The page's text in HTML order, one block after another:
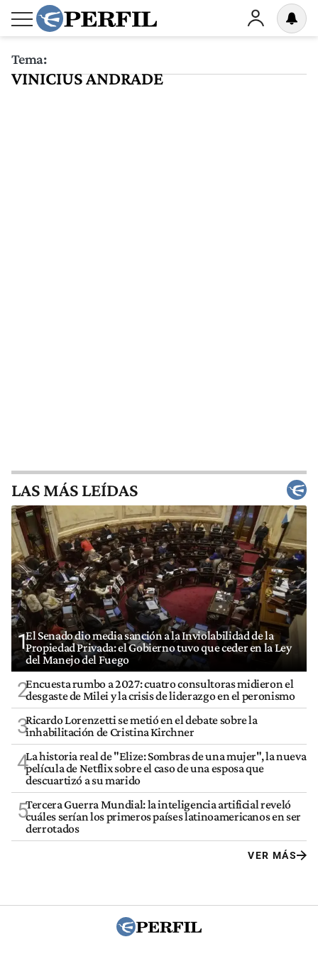
Tema:
VINICIUS ANDRADE
LAS MÁS LEÍDAS
1El Senado dio media sanción a la Inviolabilidad de la
Propiedad Privada: el Gobierno tuvo que ceder en la Ley
del Manejo del Fuego
2Encuesta rumbo a 2027: cuatro consultoras midieron el
desgaste de Milei y la crisis de liderazgo en el peronismo
3Ricardo Lorenzetti se metió en el debate sobre la
inhabilitación de Cristina Kirchner
4La historia real de "Elize: Sombras de una mujer", la nueva
película de Netflix sobre el caso de una esposa que
descuartizó a su marido
5Tercera Guerra Mundial: la inteligencia artificial reveló
cuáles serían los primeros países latinoamericanos en ser
derrotados
VER MÁS